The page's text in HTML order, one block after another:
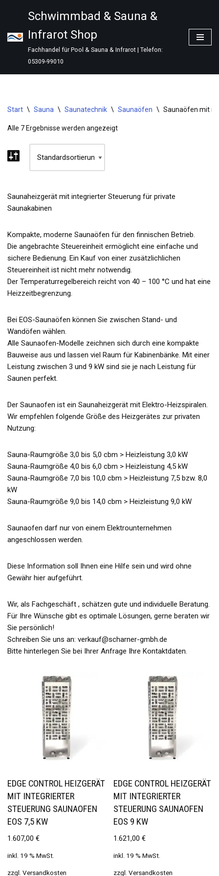
Inhalt
springen
Schwimmbad & Sauna &
Infrarot Shop
Fachhandel für Pool & Sauna & Infrarot | Telefon:
05309-99010
Start \ Sauna \ Saunatechnik \ Saunaöfen \ Saunaöfen mit
Alle 7 Ergebnisse werden angezeigt
Saunaheizgerät mit integrierter Steuerung für private
Saunakabinen
Kompakte, moderne Saunaöfen für den finnischen Betrieb.
Die angebrachte Steuereinheit ermöglicht eine einfache und
sichere Bedienung. Ein Kauf von einer zusätzlichlichen
Steuereinheit ist nicht mehr notwendig.
Der Temperaturregelbereich reicht von 40 – 100 °C und hat eine
Heizzeitbegrenzung.
Bei EOS-Saunaöfen können Sie zwischen Stand- und
Wandöfen wählen.
Alle Saunaofen-Modelle zeichnen sich durch eine kompakte
Bauweise aus und lassen viel Raum für Kabinenbänke. Mit einer
Leistung zwischen 3 und 9 kW sind sie je nach Leistung für
Saunen perfekt.
Der Saunaofen ist ein Saunaheizgerät mit Elektro-Heizspiralen.
Wir empfehlen folgende Größe des Heizgerätes zur privaten
Nutzung:
Sauna-Raumgröße 3,0 bis 5,0 cbm > Heizleistung 3,0 kW
Sauna-Raumgröße 4,0 bis 6,0 cbm > Heizleistung 4,5 kW
Sauna-Raumgröße 7,0 bis 10,0 cbm > Heizleistung 7,5 bzw. 8,0
kW
Sauna-Raumgröße 9,0 bis 14,0 cbm > Heizleistung 9,0 kW
Saunaofen darf nur von einem Elektrounternehmen
angeschlossen werden.
Diese Information soll Ihnen eine Hilfe sein und wird ohne
Gewähr hier aufgeführt.
Wir, als Fachgeschäft , schätzen gute und individuelle Beratung.
Für Ihre Wünsche gibt es optimale Lösungen, gerne beraten wir
Sie persönlich!
Schreiben Sie uns an: verkauf@scharner-gmbh.de
Bitte hinterlegen Sie bei Ihrer Anfrage Ihre Kontaktdaten.
EDGE CONTROL HEIZGERÄT
MIT INTEGRIERTER
STEUERUNG SAUNAOFEN
EOS 7,5 KW
1.607,00 €
inkl. 19 % MwSt.
zzgl. Versandkosten
EDGE CONTROL HEIZGERÄT
MIT INTEGRIERTER
STEUERUNG SAUNAOFEN
EOS 9 KW
1.621,00€
inkl. 19 % MwSt.
zzgl.Versandkosten